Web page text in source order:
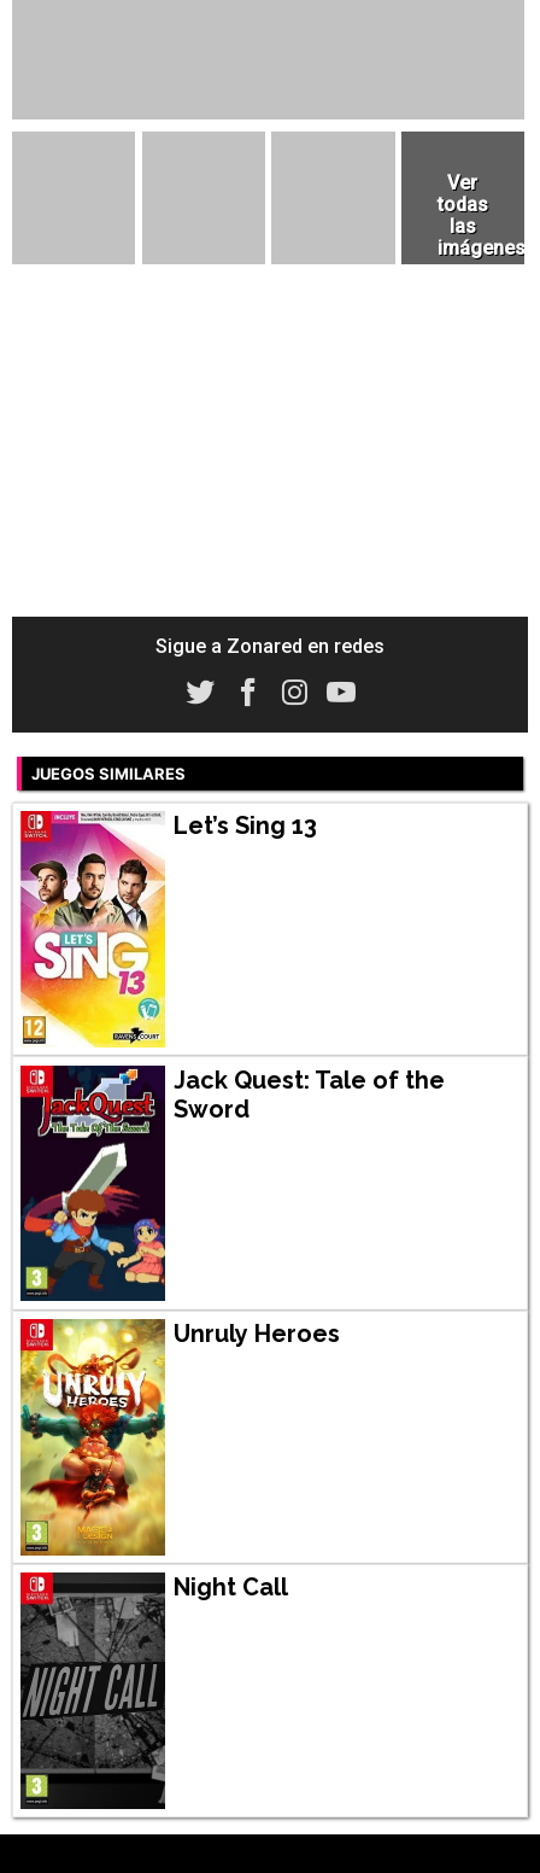
Sigue a Zonared en redes
JUEGOS SIMILARES
Let’s Sing 13
Jack Quest: Tale of the
Sword
Unruly Heroes
Night Call